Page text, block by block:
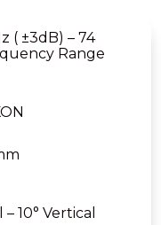
( ±3dB) – 74
Range
10° Vertical